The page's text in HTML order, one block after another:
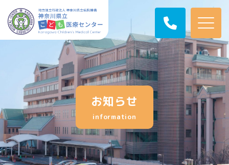
お知らせ
information